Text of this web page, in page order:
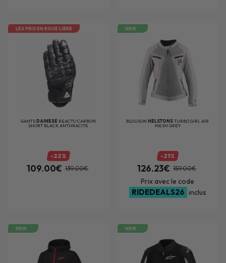
LES PRIX EN ROUE LIBRE
GANTSDAINESE REACTO CARBON
SHORT BLACK ANTHRACITE
-22%
109.00€ 139.00€
NEW
BLOUSONHELSTONSTURBO GIRL AIR
MESH GREY
-21%
126.23€ 159.00€
Prix avec le code
RIDEDEALS26 inclus
NEW NEW